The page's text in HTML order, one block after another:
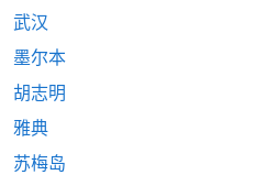
武汉
墨尔本
胡志明
雅典
苏梅岛